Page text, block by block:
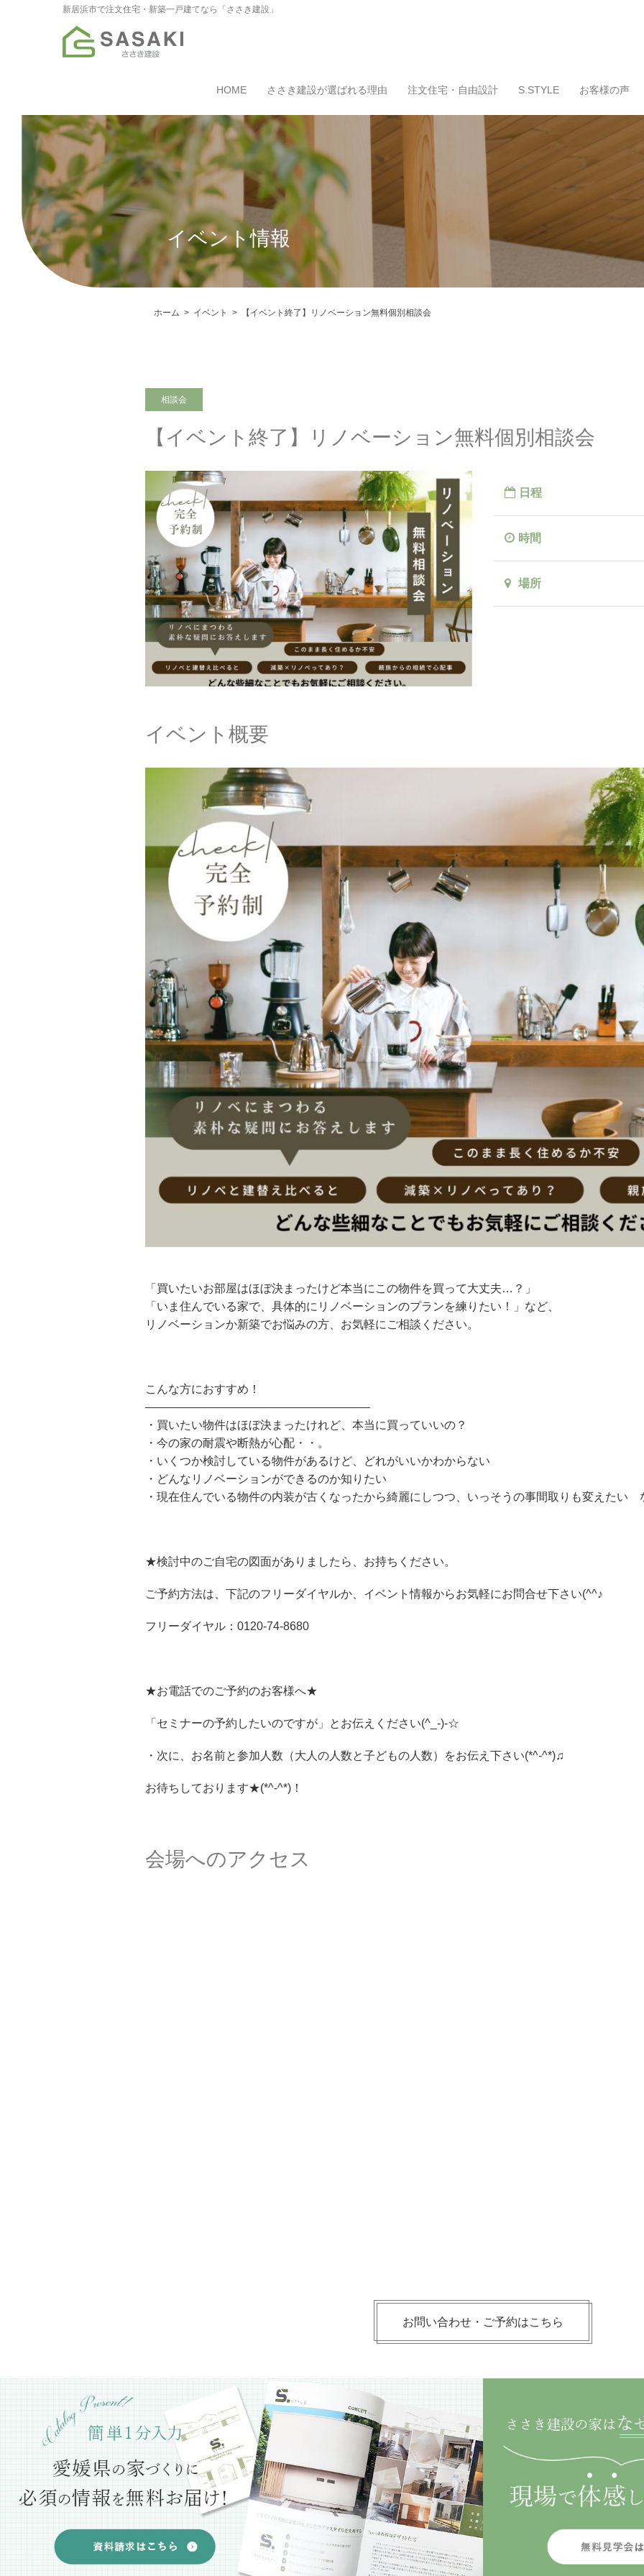
新居浜市で注文住宅・新築一戸建てなら「ささき建設」
HOME ささき建設が選ばれる理由 注文住宅・自由設計 S.STYLE お客様の声
イベント情報
ホーム イベント 【イベント終了】リノベーション無料個別相談会
相談会
【イベント終了】リノベーション無料個別相談会
日程
時間
場所
イベント概要
「買いたいお部屋はほぼ決まったけど本当にこの物件を買って大丈夫…？」
「いま住んでいる家で、具体的にリノベーションのプランを練りたい！」など、
リノベーションか新築でお悩みの方、お気軽にご相談ください。
こんな方におすすめ！
———————————————————–
・買いたい物件はほぼ決まったけれど、本当に買っていいの？
・今の家の耐震や断熱が心配・・。
・いくつか検討している物件があるけど、どれがいいかわからない
・どんなリノベーションができるのか知りたい
・現在住んでいる物件の内装が古くなったから綺麗にしつつ、いっそうの事間取りも変えたい
★検討中のご自宅の図面がありましたら、お持ちください。
ご予約方法は、下記のフリーダイヤルか、イベント情報からお気軽にお問合せ下さい(^^♪
フリーダイヤル：0120‐74‐8680
★お電話でのご予約のお客様へ★
「セミナーの予約したいのですが」とお伝えください(^_-)-☆
・次に、お名前と参加人数（大人の人数と子どもの人数）をお伝え下さい(*^-^*)♫
お待ちしております★(*^-^*)！
会場へのアクセス
お問い合わせ・ご予約はこちら